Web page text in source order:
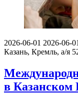
2026-06-01 2026-06-01
Казань, Кремль, а/я
в Казанском